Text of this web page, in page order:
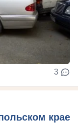
3
крае